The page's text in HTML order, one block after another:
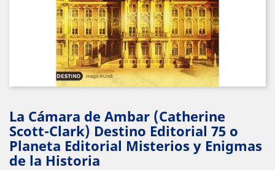
La Cámara de Ambar (Catherine
Scott-Clark) Destino Editorial 75 o
Planeta Editorial Misterios y Enigmas
de la Historia